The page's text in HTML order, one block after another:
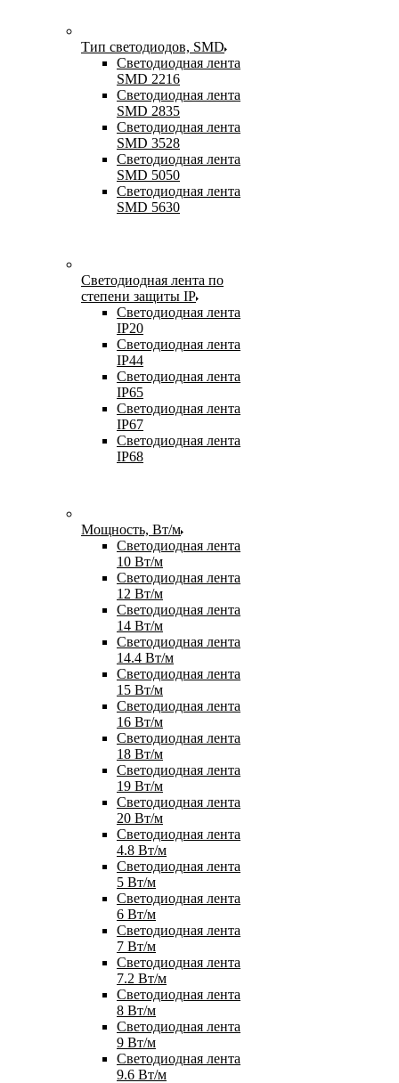
Тип светодиодов, SMD
Cветодиодная лента
SMD 2216
Светодиодная лента
SMD 2835
Светодиодная лента
SMD 3528
Светодиодная лента
SMD 5050
Светодиодная лента
SMD 5630
Светодиодная лента по
степени защиты IP
Светодиодная лента
IP20
Светодиодная лента
IP44
Светодиодная лента
IP65
Светодиодная лента
IP67
Светодиодная лента
IP68
Мощность, Вт/м
Светодиодная лента
10 Вт/м
Светодиодная лента
12 Вт/м
Светодиодная лента
14 Вт/м
Светодиодная лента
14.4 Вт/м
Светодиодная лента
15 Вт/м
Светодиодная лента
16 Вт/м
Светодиодная лента
18 Вт/м
Светодиодная лента
19 Вт/м
Светодиодная лента
20 Вт/м
Светодиодная лента
4.8 Вт/м
Светодиодная лента
5 Вт/м
Светодиодная лента
6 Вт/м
Светодиодная лента
7 Вт/м
Светодиодная лента
7.2 Вт/м
Светодиодная лента
8 Вт/м
Светодиодная лента
9 Вт/м
Светодиодная лента
9.6 Вт/м